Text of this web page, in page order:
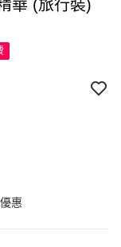
華 (旅行裝)
惠